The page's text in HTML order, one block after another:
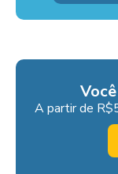
A partir de